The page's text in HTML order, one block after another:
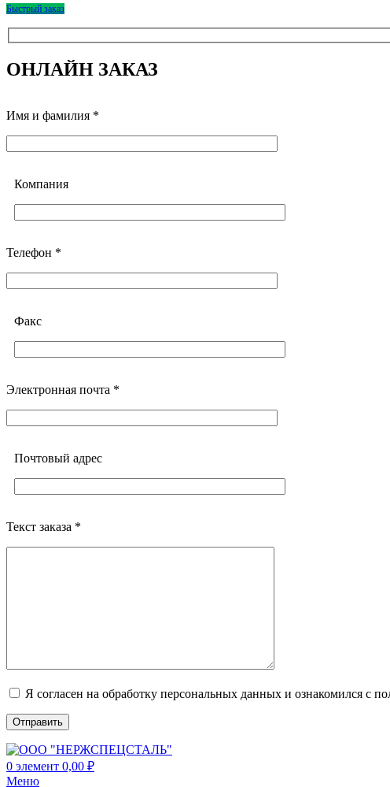
Быстрый заказ
ОНЛАЙН ЗАКАЗ
Имя и фамилия *
Компания
Телефон *
Факс
Электронная почта *
Почтовый адреc
Текст заказа *
Я согласен на обработку персональных данных и ознакомился с
0 элемент 0,00 ₽
Меню